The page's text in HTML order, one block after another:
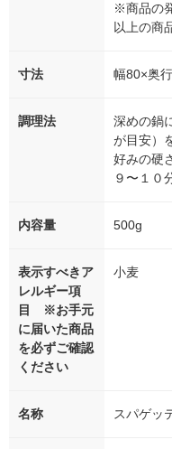
※商品の
以上の商
寸法 幅80×奥
調理法
深めの鍋
が目安）
好みの硬
９〜１０
内容量 500g
表示すべきア
レルギー項
目 ※お手元
に届いた商品
を必ずご確認
ください
小麦
名称 スパゲッ